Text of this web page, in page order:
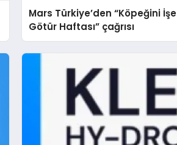
Mars Türkiye’den “Köpeğini İşe
Götür Haftası” çağrısı